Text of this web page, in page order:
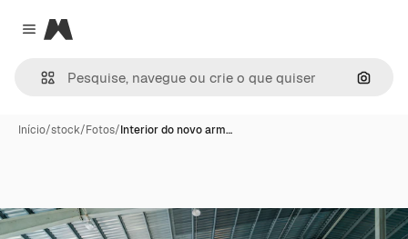
Close menu
Magnific
Início/stock/Fotos/Interior do novo arm…